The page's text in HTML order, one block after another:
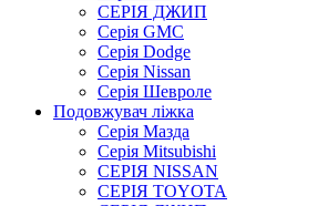
СЕРІЯ ДЖИП
Серія GMC
Серія Dodge
Серія Nissan
Серія Шевроле
Подовжувач ліжка
Серія Мазда
Серія Mitsubishi
СЕРІЯ NISSAN
СЕРІЯ TOYOTA